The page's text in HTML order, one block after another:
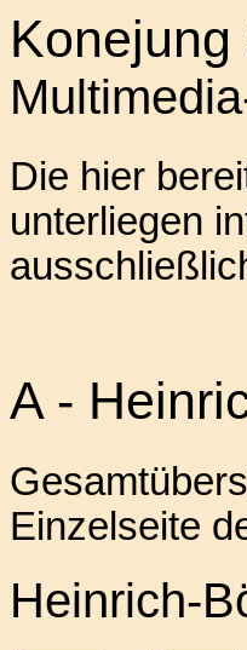
Die hier
unterliegen
A -
Einzelseite
Heinrich-